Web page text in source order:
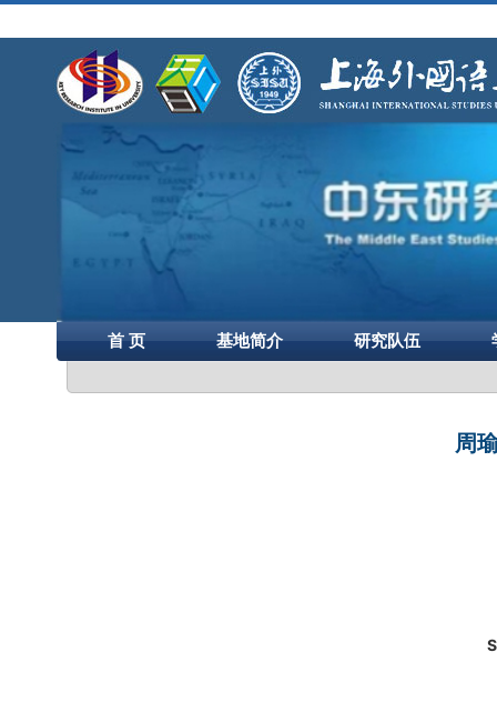
首 页 基地简介 研究队伍
周